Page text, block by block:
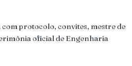
protocolo, convites, mestre de
oficial de Engenharia